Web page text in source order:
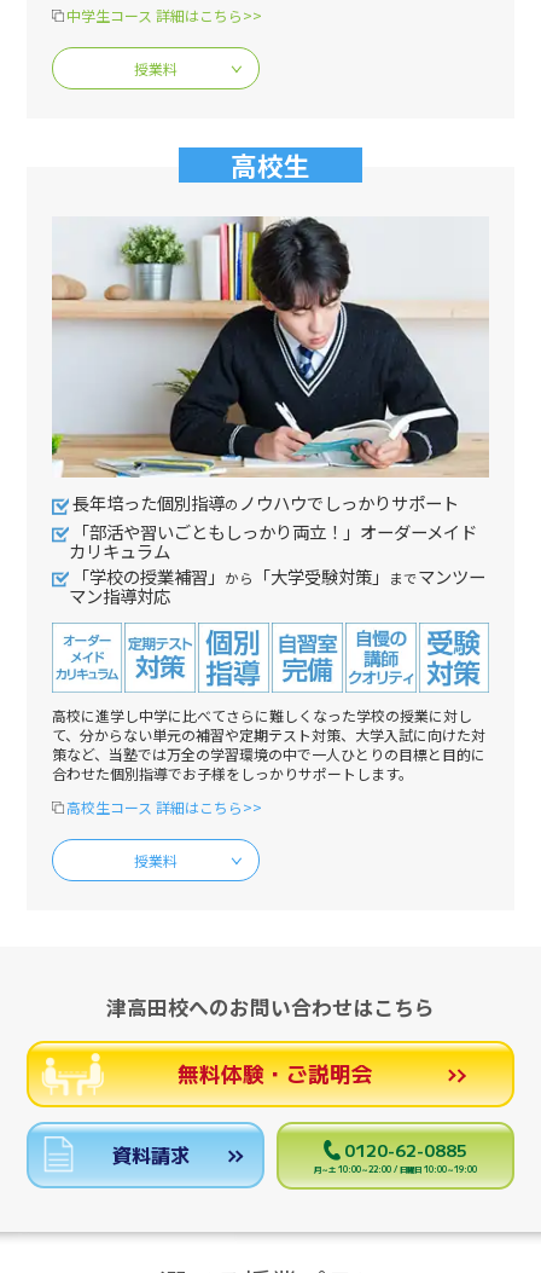
中学生コース 詳細はこちら>>
授業料
高校生
長年培った個別指導の ノウハウでしっかりサポート
「部活や習いごともしっかり両立！」オーダーメイド
カリキュラム
「学校の授業補習」
から 「大学受験対策」 までマンツー
マン指導対応
高校に進学し中学に比べてさらに難しくなった学校の授業に対し
て、分からない単元の補習や定期テスト対策、大学入試に向けた対
策など、当塾では万全の学習環境の中で一人ひとりの目標と目的に
合わせた個別指導でお子様をしっかりサポートします。
高校生コース 詳細はこちら>>
授業料
津高田校へのお問い合わせはこちら
無料体験・ご説明会
資料請求 0120-62-0885
月～土 10:00～22:00 / 日曜日 10:00～19:00